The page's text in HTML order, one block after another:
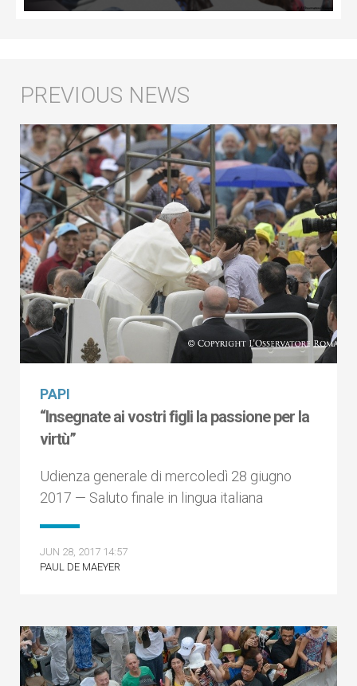
PAPI
“Insegnate ai vostri figli la passione per la
virtù”
Udienza generale di mercoledì 28 giugno
2017 — Saluto finale in lingua italiana
JUN 28, 2017 14:57
PAUL DE MAEYER